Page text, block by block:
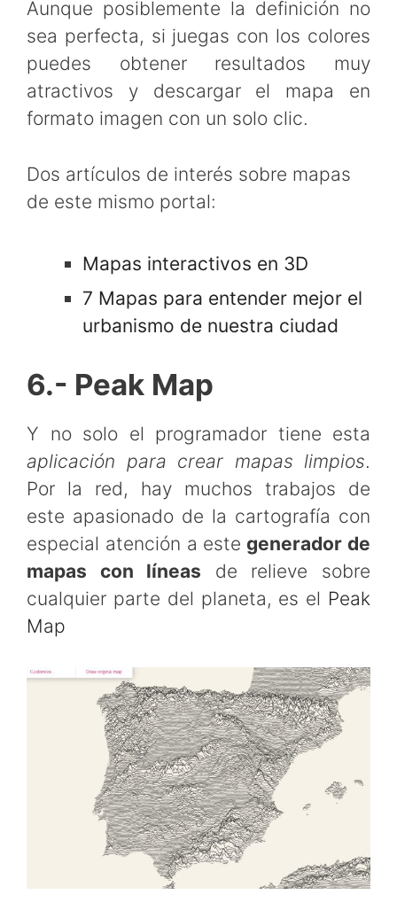
Aunque posiblemente la definición no
sea perfecta, si juegas con los colores
puedes obtener resultados muy
atractivos y descargar el mapa en
formato imagen con un solo clic.
Dos artículos de interés sobre mapas
de este mismo portal:
Mapas interactivos en 3D
7 Mapas para entender mejor el
urbanismo de nuestra ciudad
6.- Peak Map
Y no solo el programador tiene esta
aplicación para crear mapas limpios.
Por la red, hay muchos trabajos de
este apasionado de la cartografía con
especial atención a este generador de
mapas con líneas de relieve sobre
cualquier parte del planeta, es el Peak
Map